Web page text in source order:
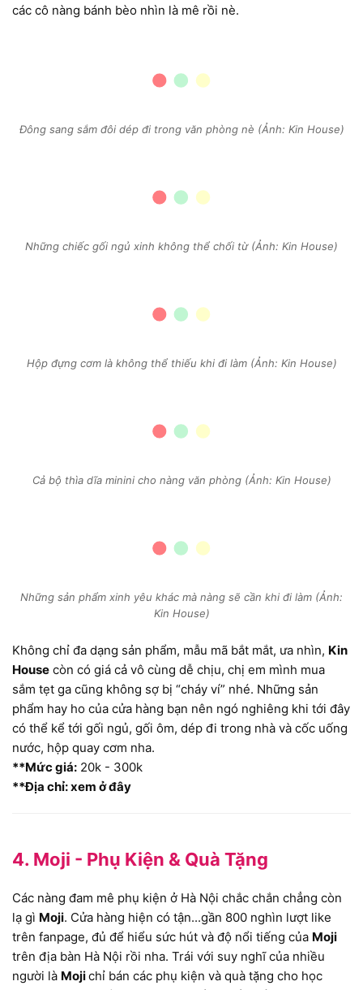
các cô nàng bánh bèo nhìn là mê rồi nè.
Đông sang sắm đôi dép đi trong văn phòng nè (Ảnh: Kin House)
Những chiếc gối ngủ xinh không thể chối từ (Ảnh: Kin House)
Hộp đựng cơm là không thể thiếu khi đi làm (Ảnh: Kin House)
Cả bộ thìa dĩa minini cho nàng văn phòng (Ảnh: Kin House)
Những sản phẩm xinh yêu khác mà nàng sẽ cần khi đi làm (Ảnh:
Kin House)
Không chỉ đa dạng sản phẩm, mẫu mã bắt mắt, ưa nhìn, Kin
House còn có giá cả vô cùng dễ chịu, chị em mình mua
sắm tẹt ga cũng không sợ bị “cháy ví” nhé. Những sản
phẩm hay ho của cửa hàng bạn nên ngó nghiêng khi tới đây
có thể kể tới gối ngủ, gối ôm, dép đi trong nhà và cốc uống
nước, hộp quay cơm nha.
**Mức giá: 20k - 300k
**Địa chỉ: xem ở đây
4. Moji - Phụ Kiện & Quà Tặng
Các nàng đam mê phụ kiện ở Hà Nội chắc chắn chẳng còn
lạ gì Moji. Cửa hàng hiện có tận...gần 800 nghìn lượt like
trên fanpage, đủ để hiểu sức hút và độ nổi tiếng của Moji
trên địa bàn Hà Nội rồi nha. Trái với suy nghĩ của nhiều
người là Mojichỉ bán các phụ kiện và quà tặng cho học